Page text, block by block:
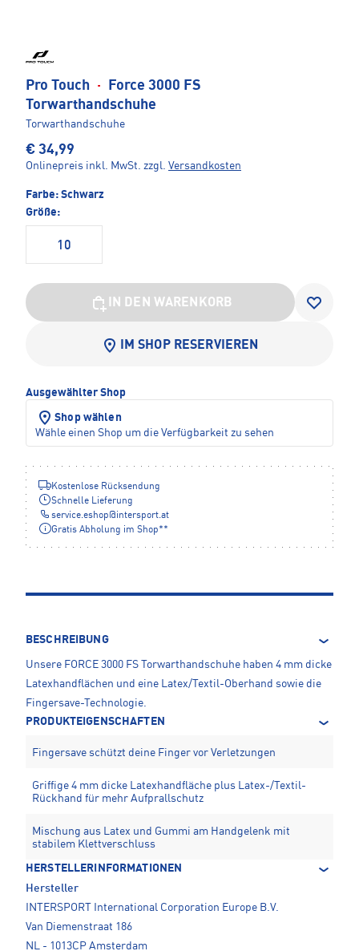
Pro Touch ·
Force 3000 FS
Torwarthandschuhe
Torwarthandschuhe
€ 34,99
Onlinepreis inkl. MwSt. zzgl. Versandkosten
Farbe: Schwarz
Größe:
10
IN DEN WARENKORB
IM SHOP RESERVIEREN
Ausgewählter Shop
Shop wählen
Wähle einen Shop um die Verfügbarkeit zu sehen
Kostenlose Rücksendung
Schnelle Lieferung
service.eshop@ intersport.at
Gratis Abholung im Shop**
BESCHREIBUNG
Unsere FORCE 3000 FS Torwarthandschuhe haben 4 mm dicke
Latexhandflächen und eine Latex/Textil-Oberhand sowie die
Fingersave-Technologie.
PRODUKTEIGENSCHAFTEN
Fingersave schützt deine Finger vor Verletzungen
Griffige 4 mm dicke Latexhandfläche plus Latex-/Textil-
Rückhand für mehr Aufprallschutz
Mischung aus Latex und Gummi am Handgelenk mit
stabilem Klettverschluss
HERSTELLERINFORMATIONEN
Hersteller
INTERSPORT International Corporation Europe B.V.
Van Diemenstraat 186
NL - 1013CP Amsterdam